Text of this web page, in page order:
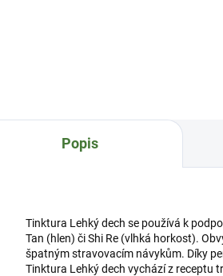
vitalitu a sexuální zdraví. Ideální
složení, maximální síla a účinnost
Popis
Tinktura Lehký dech se používá k
Tan (hlen) či Shi Re (vlhká horkost).
špatným stravovacím návykům. Díky
Tinktura Lehký dech vychází z receptu